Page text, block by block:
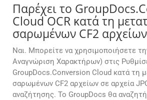
Παρέχει το
Cloud OCR κατά τη
σαρωμένων CF2 αρχείων
Ναι. Μπορείτε να χρησιμοποιήσετε
Αναγνώριση Χαρακτήρων) στις
GroupDocs.Conversion Cloud κατά τη
σαρωμένων CF2 αρχείων σε αρχεία
αναζήτησης. Το GroupDocs θα